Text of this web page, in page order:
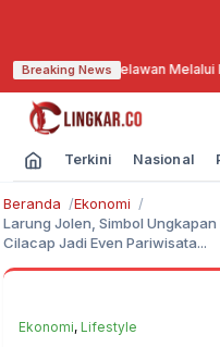
Breaking News
Relawan Melalui Lomba
Terkini Nasional
Beranda
Ekonomi
Larung Jolen, Simbol
Cilacap Jadi Even Pariwisata...
Ekonomi, Lifestyle